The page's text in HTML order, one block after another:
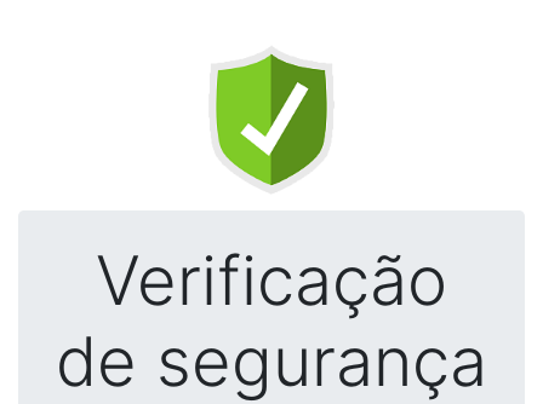
Verificação
de segurança